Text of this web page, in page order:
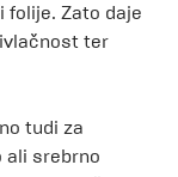
folije. Zato daje
ter
tudi za
ali srebrno